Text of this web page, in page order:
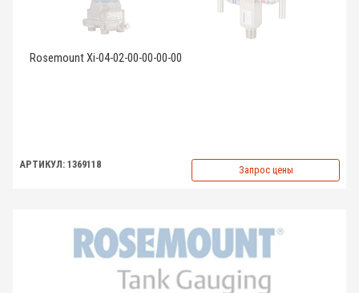
Rosemount Xi-04-02-00-00-00-00
АРТИКУЛ: 1369118 Запрос цены